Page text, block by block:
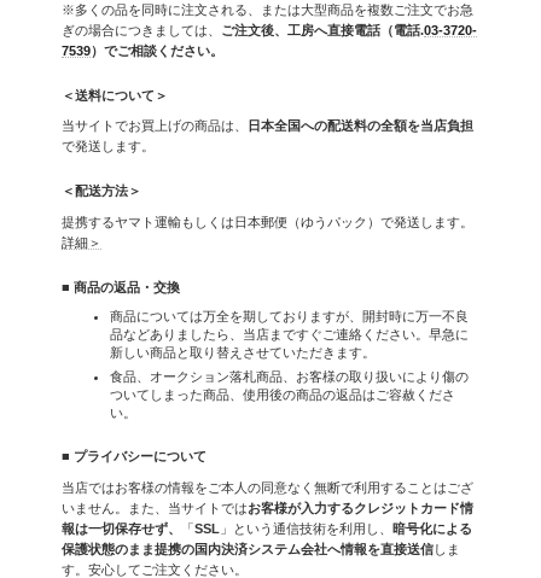
※多くの品を同時に注文される、または大型商品を複数ご注文でお急
ぎの場合につきましては、 ご注文後、工房へ直接電話（電話.03-3720-
7539）でご相談ください。
＜送料について＞
当サイトでお買上げの商品は、
日本全国への配送料の全額を当店負担
で発送します。
＜配送方法＞
提携するヤマト運輸もしくは日本郵便（ゆうパック）で発送します。
詳細＞
■ 商品の返品・交換
商品については万全を期しておりますが、開封時に万一不良
品などありましたら、当店まですぐご連絡ください。早急に
新しい商品と取り替えさせていただきます。
食品、オークション落札商品、お客様の取り扱いにより傷の
ついてしまった商品、使用後の商品の返品はご容赦くださ
い。
■ プライバシーについて
当店ではお客様の情報をご本人の同意なく無断で利用することはござ
いません。また、当サイトではお客様が入力するクレジットカード情
報は一切保存せず、
「SSL 」という通信技術を利用し、 暗号化による
保護状態のまま提携の国内決済システム会社へ情報を直接送信しま
す。安心してご注文ください。